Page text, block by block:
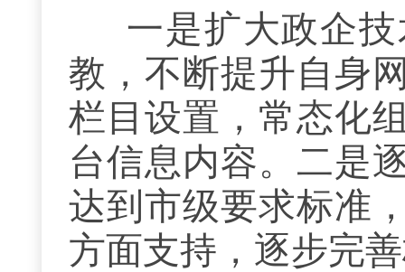
一是扩大政企
教，不断提升自身
栏目设置，常态化
台信息内容。二是
达到市级要求标准
方面支持，逐步完